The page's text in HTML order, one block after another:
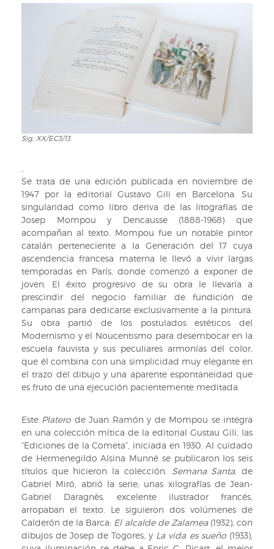
Sig.:
Sig.: XX/EC3/13
Se trata de una edición publicada en noviembre de
1947 por la editorial Gustavo Gili en Barcelona. Su
singularidad como libro deriva de las litografías de
Josep Mompou y Dencausse (1888-1968) que
acompañan al texto. Mompou fue un notable pintor
catalán perteneciente a la Generación del 17 cuya
ascendencia francesa materna le llevó a vivir largas
temporadas en París, donde comenzó a exponer de
joven. El éxito progresivo de su obra le llevaría a
prescindir del negocio familiar de fundición de
campanas para dedicarse exclusivamente a la pintura.
Su obra partió de los postulados estéticos del
Modernismo y el Noucentismo para desembocar en la
escuela fauvista y sus peculiares armonías del color,
que él combina con una simplicidad muy elegante en
el trazo del dibujo y una aparente espontaneidad que
es fruto de una ejecución pacientemente meditada.
Este Platero de Juan Ramón y de Mompou se integra
en una colección mítica de la editorial Gustau Gili, las
“Ediciones de la Cometa”, iniciada en 1930. Al cuidado
de Hermenegildo Alsina Munné se publicaron los seis
títulos que hicieron la colección. Semana Santa, de
Gabriel Miró, abrió la serie; unas xilografías de Jean-
Gabriel Daragnès, excelente ilustrador francés,
arropaban el texto. Le siguieron dos volúmenes de
Calderón de la Barca: El alcalde de Zalamea(1932), con
dibujos de Josep de Togores, y La vida es sueño(1933),